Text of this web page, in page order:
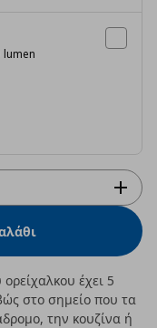
lumen
έχει 5
στο σημείο που τα
την κουζίνα ή